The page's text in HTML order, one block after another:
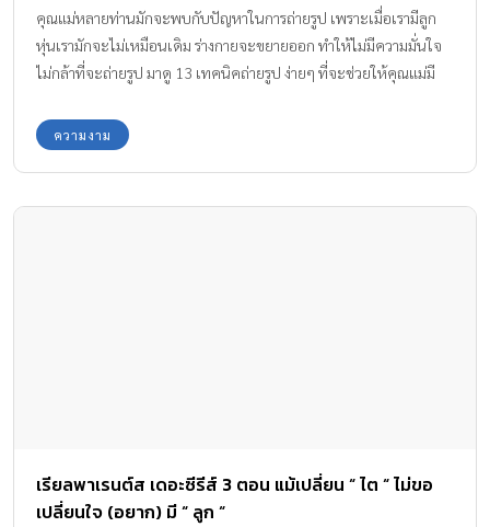
คุณแม่หลายท่านมักจะพบกับปัญหาในการถ่ายรูป เพราะเมื่อเรามีลูก
หุ่นเรามักจะไม่เหมือนเดิม ร่างกายจะขยายออก ทำให้ไม่มีความมั่นใจ
ไม่กล้าที่จะถ่ายรูป มาดู 13 เทคนิคถ่ายรูป ง่ายๆ ที่จะช่วยให้คุณแม่มี
ลงได้ค่ะความงาม
เรียลพาเรนต์ส เดอะซีรีส์ 3 ตอน แม้เปลี่ยน “ ไต “ ไม่ขอ
เปลี่ยนใจ (อยาก) มี “ ลูก “